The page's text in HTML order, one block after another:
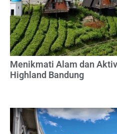
Menikmati Alam dan
Highland Bandung